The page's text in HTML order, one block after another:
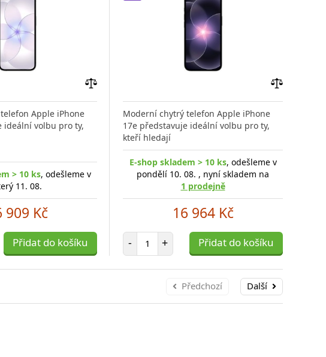
porovnání
Apple iPhone
ideální volbu pro ty,
> 10 ks, odešleme v
11. 08.
909 Kč
Přidat do košíku
Moderní chytrý telefon Apple iPhone
17e představuje ideální volbu pro ty,
kteří hledají
E-shop skladem > 10 ks, odešleme v
pondělí 10. 08. , nyní skladem na
1 prodejně
16 964 Kč
- Počet položek
+ Přidat do košíku
Předchozí Další